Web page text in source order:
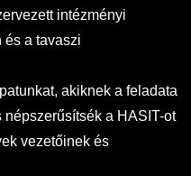
intézményi
és a tavaszi
akiknek a feladata
a HASIT-ot
vezetőinek és